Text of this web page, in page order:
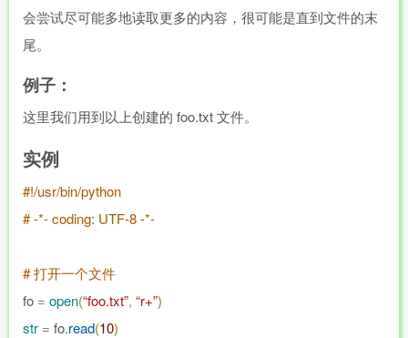
会尝试尽可能多地读取更多的内容，很可能是直到文件的末
尾。
例子：
这里我们用到以上创建的 foo.txt 文件。
实例
#!/usr/bin/python
# -*- coding: UTF-8 -*-
# 打开一个文件
fo = open(“foo.txt”, “r+”)
str = fo.read(10)